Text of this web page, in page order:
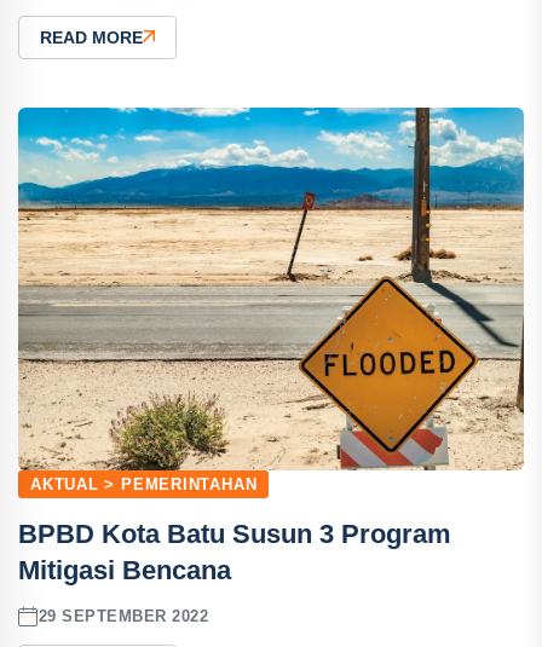
READ MORE
AKTUAL > PEMERINTAHAN
BPBD Kota Batu Susun 3 Program
Mitigasi Bencana
29 SEPTEMBER 2022